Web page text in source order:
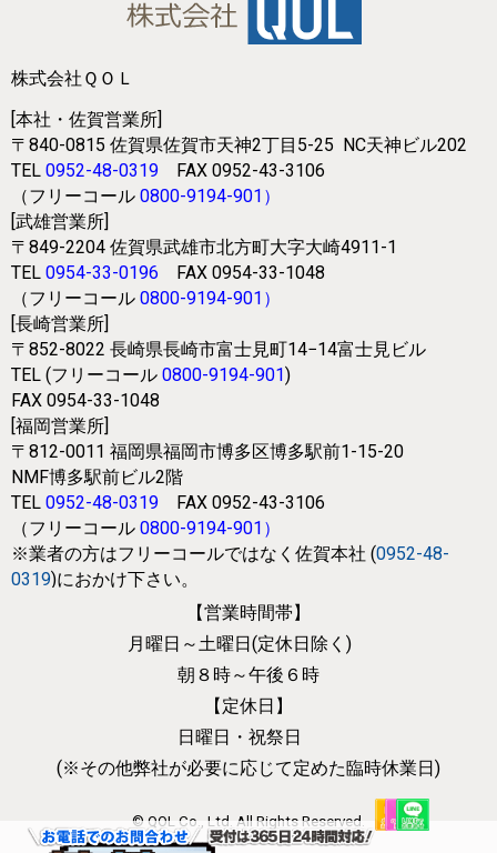
株式会社ＱＯＬ
[本社・佐賀営業所]
〒840-0815 佐賀県佐賀市天神2丁目5-25
NC天神ビル202
TEL 0952-48-0319
FAX 0952-43-3106
（フリーコール 0800-9194-901 ）
[武雄営業所]
〒849-2204 佐賀県武雄市北方町大字大崎4911-1
TEL 0954-33-0196
FAX 0954-33-1048
（フリーコール 0800-9194-901 ）
[長崎営業所]
〒852-8022 長崎県長崎市富士見町14−14富士見ビル
TEL (フリーコール 0800-9194-901)
FAX 0954-33-1048
[福岡営業所]
〒812-0011 福岡県福岡市博多区博多駅前1-15-20
NMF博多駅前ビル2階
TEL 0952-48-0319
FAX 0952-43-3106
（フリーコール 0800-9194-901 ）
※業者の方はフリーコールではなく 佐賀本社 (0952-48-
0319)におかけ下さい。
【営業時間帯】
月曜日～土曜日(定休日除く)
朝８時～午後６時
【定休日】
日曜日・祝祭日
(※その他弊社が必要に応じて定めた臨時休業日)
© QOL Co., Ltd. All Rights Reserved.